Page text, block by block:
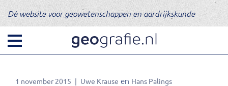
Dé website voor geowetenschappen en aardrijkskunde
1 november 2015 Uwe Krause Hans Palings